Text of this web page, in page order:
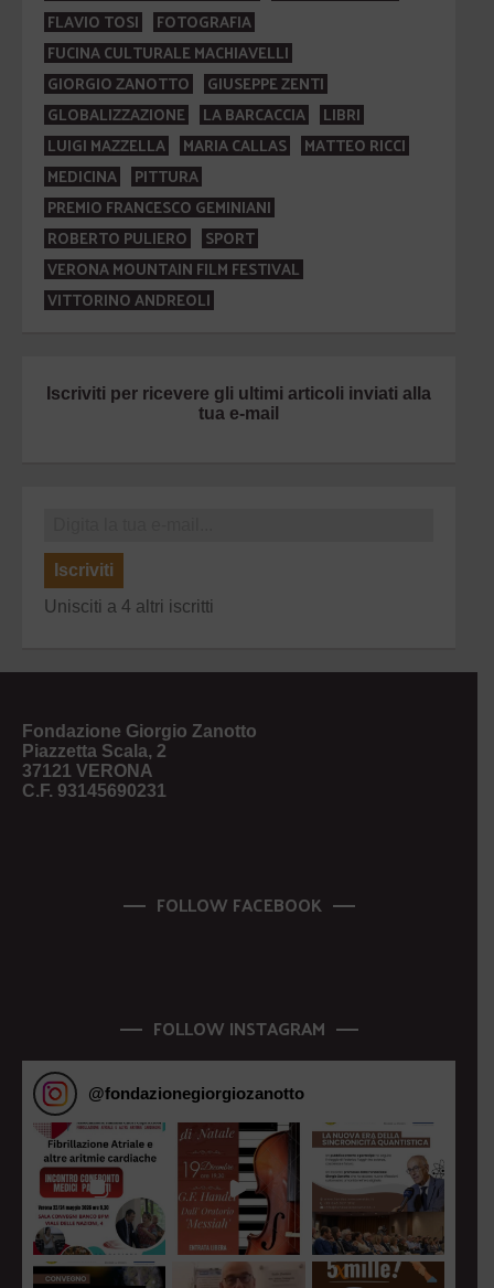
FLAVIO TOSI
FOTOGRAFIA
FUCINA CULTURALE MACHIAVELLI
GIORGIO ZANOTTO
GIUSEPPE ZENTI
GLOBALIZZAZIONE
LA BARCACCIA
LIBRI
LUIGI MAZZELLA
MARIA CALLAS
MATTEO RICCI
MEDICINA
PITTURA
PREMIO FRANCESCO GEMINIANI
ROBERTO PULIERO
SPORT
VERONA MOUNTAIN FILM FESTIVAL
VITTORINO ANDREOLI
Iscriviti per ricevere gli ultimi articoli inviati alla
tua e-mail
Iscriviti
Unisciti a 4 altri iscritti
Fondazione Giorgio Zanotto
Piazzetta Scala, 2
37121 VERONA
C.F. 93145690231
FOLLOW FACEBOOK
FOLLOW INSTAGRAM
@fondazionegiorgiozanotto